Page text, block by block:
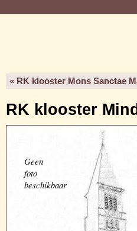
« RK klooster Mons Sanctae
RK klooster
Geen
foto
beschikbaar